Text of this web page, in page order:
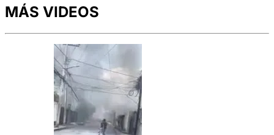
MÁS VIDEOS